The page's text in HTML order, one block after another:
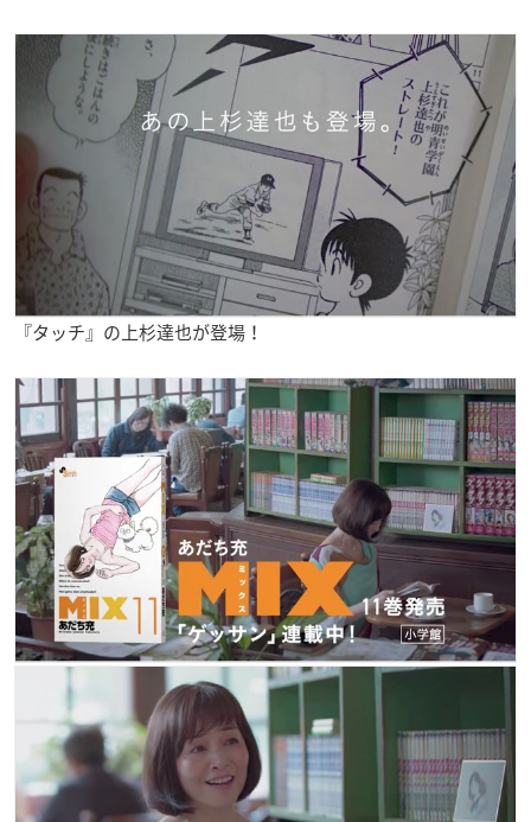
『タッチ』の上杉達也が登場！